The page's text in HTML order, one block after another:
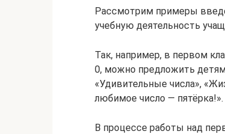
Рассмотрим примеры
учебную деятельность
Так, например, в первом
0, можно предложить
«Удивительные числа»,
любимое число — пятёрка!».
В процессе работы над